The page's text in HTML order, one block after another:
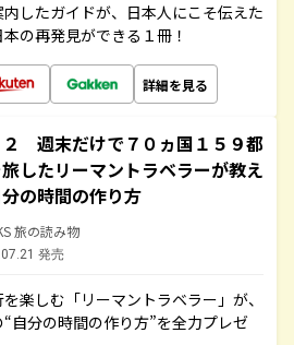
したガイドが、日本人にこそ伝えた
の再発見ができる１冊！
詳細を見る
２ 週末だけで７０ヵ国１５９都
したリーマントラベラーが教え
の時間の作り方
旅の読み物
発売
楽しむ「リーマントラベラー」が、
自分の時間の作り方”を全力プレゼ